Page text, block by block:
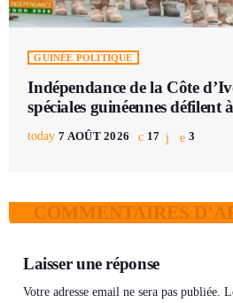
GUINÉE POLITIQUE
Indépendance de la Côte
spéciales guinéennes défilent
today 7 AOÛT 2026 17 3
COMMENTAIRES
Laisser une réponse
Votre adresse email ne sera pas publiée.